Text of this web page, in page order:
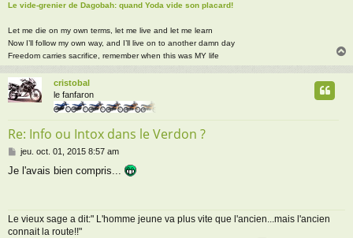
Le vide-grenier de Dagobah: quand Yoda vide son placard!
Let me die on my own terms, let me live and let me learn
Now I’ll follow my own way, and I’ll live on to another damn day
Freedom carries sacrifice, remember when this was MY life
u
cristobal
le fanfaron
Re: Info ou Intox dans le Verdon ?
M
s
e
jeu. oct. 01, 2015 8:57 am
Je l'avais bien compris...
Le vieux sage a dit:" L'homme jeune va plus vite que l'ancien...mais l'ancien
connait la route!!"